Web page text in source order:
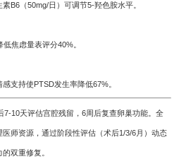
B6（50mg/日）可调节5-羟色胺水平。
焦虑量表评分40%。
支持使PTSD发生率降低67%。
7-10天评估宫腔残留，6周后复查卵巢功能。全
师资源，通过阶段性评估（术后1/3/6月）动态
双重修复。